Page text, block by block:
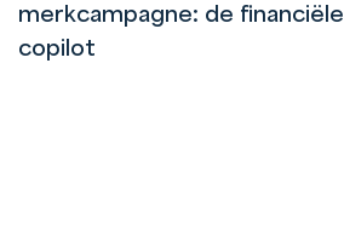
merkcampagne: de financiële
copilot